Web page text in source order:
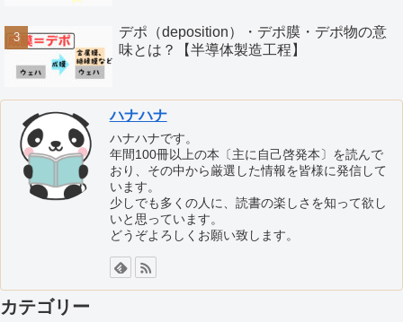
デポ（deposition）・デポ膜・デポ物の意
味とは？【半導体製造工程】
ハナハナ
ハナハナです。
年間100冊以上の本〔主に自己啓発本〕を読んで
おり、その中から厳選した情報を皆様に発信して
います。
少しでも多くの人に、読書の楽しさを知って欲し
いと思っています。
どうぞよろしくお願い致します。
カテゴリー